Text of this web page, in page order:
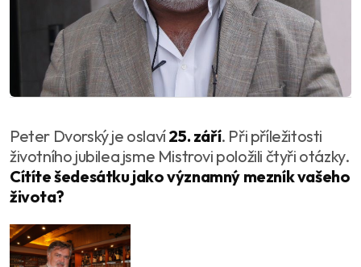
Peter Dvorský je oslaví25. září. Při příležitosti
životního jubilea jsme Mistrovi položili čtyři otázky.
Cítíte šedesátku jako významný mezník vašeho
života?